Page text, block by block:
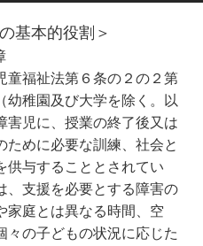
基本的役割＞
童福祉法第６条の２の２第
幼稚園及び大学を除く。以
害児に、授業の終了後又は
ために必要な訓練、社会と
供与することとされてい
、支援を必要とする障害の
家庭とは異なる時間、空
々の子どもの状況に応じた